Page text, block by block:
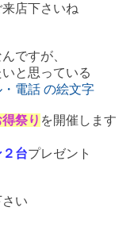
店下さいね
ですが、
と思っている
得祭り を開催します
台プレゼント
い